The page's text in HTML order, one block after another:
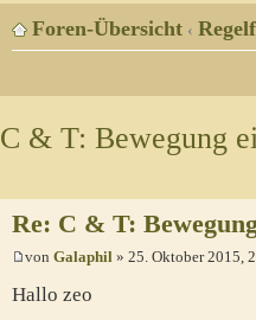
Foren-Übersicht ‹
C & T: Bewegung
Re: C & T:
von Galaphil » 25. Oktober 2015,
Hallo zeo